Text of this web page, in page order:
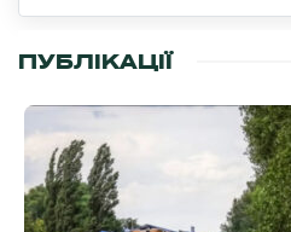
ПУБЛІКАЦІЇ